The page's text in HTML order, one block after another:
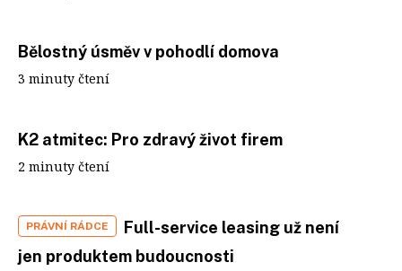
Bělostný úsměv v pohodlí domova
3 minuty čtení
K2 atmitec: Pro zdravý život firem
2 minuty čtení
PRÁVNÍ RÁDCE
Full-service leasing už není
jen produktem budoucnosti